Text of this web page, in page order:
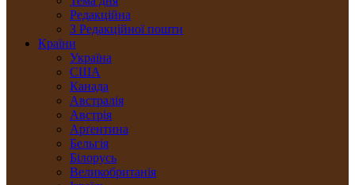
Редакційна
З Редакційної пошти
Країни
Україна
США
Канада
Австралія
Австрія
Арґентина
Бельгія
Білорусь
Великобританія